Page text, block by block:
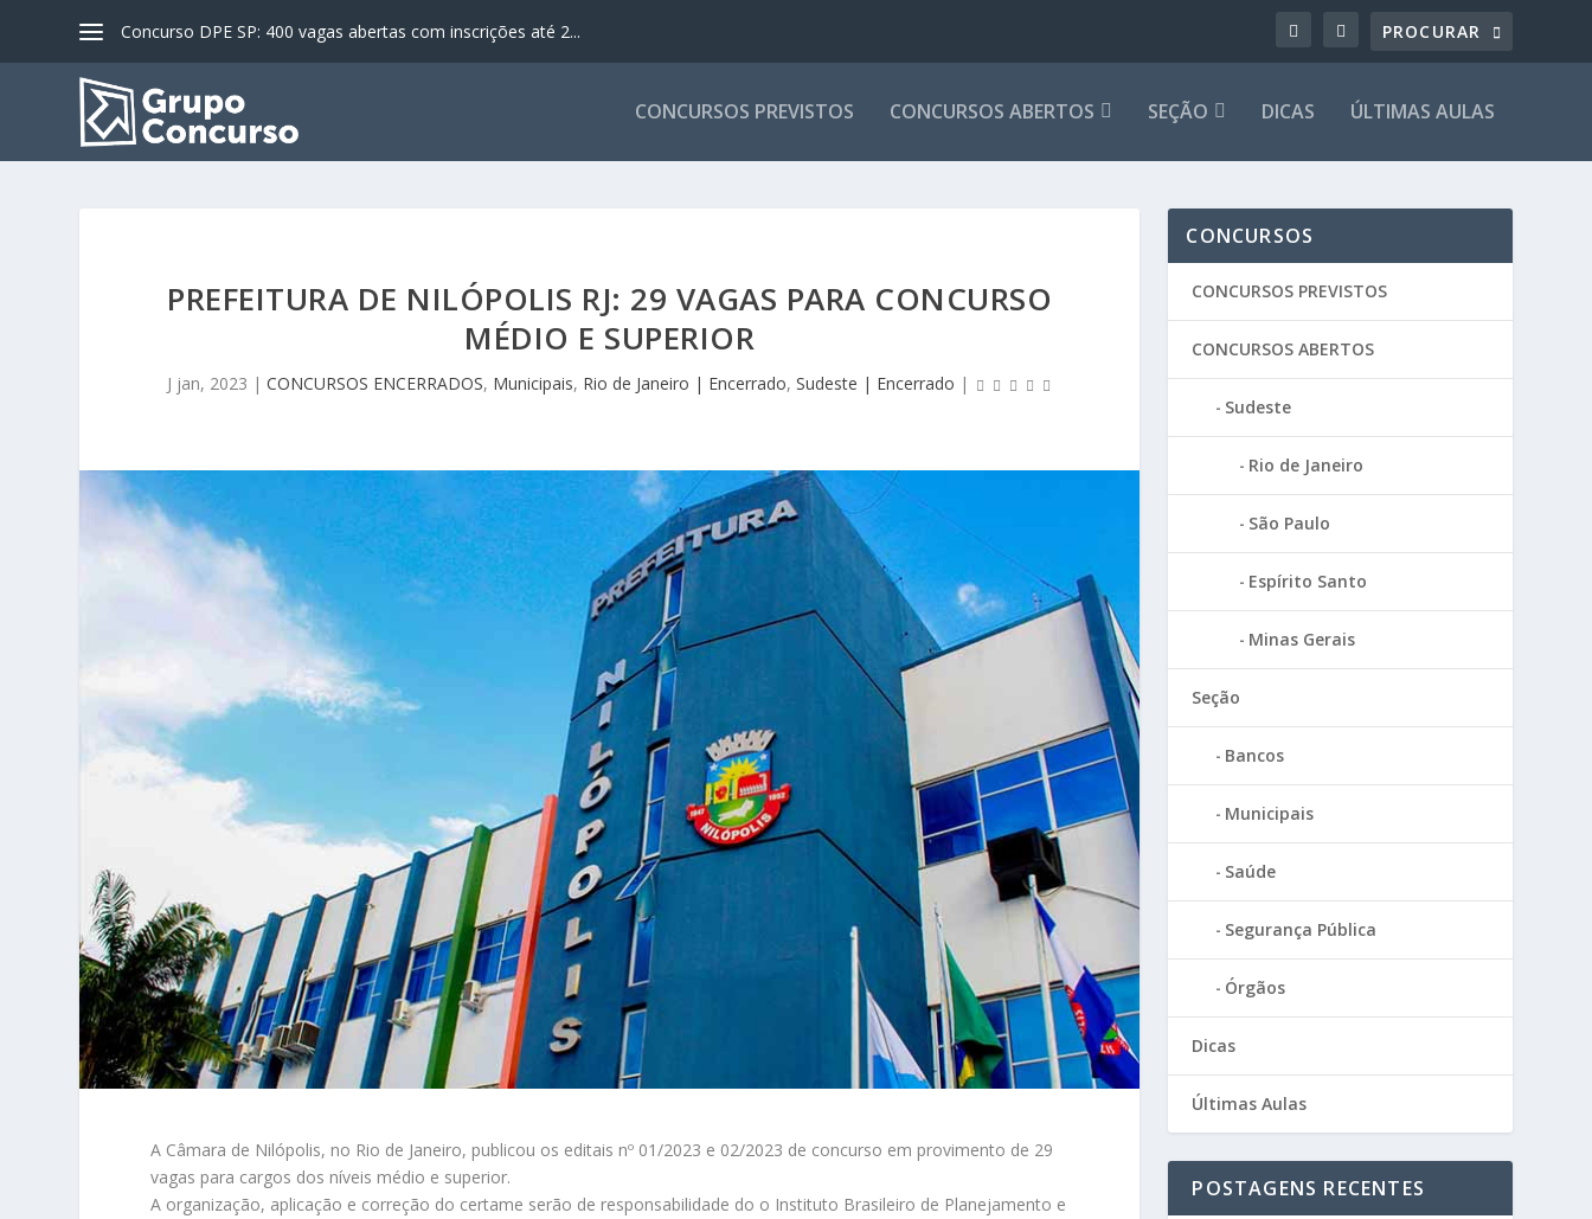
Concurso DPE SP: 400 vagas abertas com inscrições até 2...
CONCURSOS PREVISTOS CONCURSOS ABERTOS SEÇÃO DICAS ÚLTIMAS AULAS
PREFEITURA DE NILÓPOLIS RJ: 29 VAGAS PARA CONCURSO
MÉDIO E SUPERIOR
J jan, 2023 |CONCURSOS ENCERRADOS, Municipais, Rio de Janeiro | Encerrado,Sudeste | Encerrado |
A Câmara de Nilópolis, no Rio de Janeiro, publicou os editais nº 01/2023 e 02/2023 de concurso em provimento de 29
vagas para cargos dos níveis médio e superior.
A organização, aplicação e correção do certame serão de responsabilidade do o Instituto Brasileiro de Planejamento e
CONCURSOS
CONCURSOS PREVISTOS
CONCURSOS ABERTOS
Sudeste
Rio de Janeiro
São Paulo
Espírito Santo
Minas Gerais
Seção
Bancos
Municipais
Saúde
Segurança Pública
Órgãos
Dicas
Últimas Aulas
POSTAGENS RECENTES